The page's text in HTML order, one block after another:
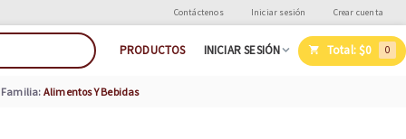
Contáctenos Iniciar sesión Crear cuenta
PRODUCTOS INICIAR SESIÓN Total:$0 0
Familia: Alimentos Y Bebidas